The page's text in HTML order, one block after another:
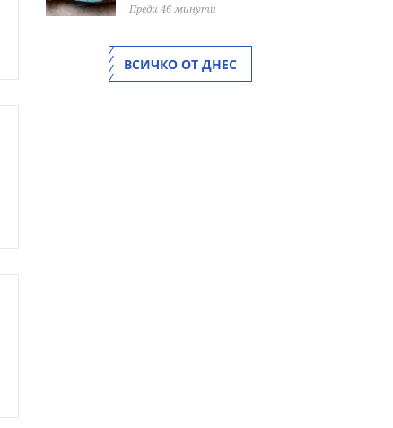
Преди 46 минути
ВСИЧКО ОТ ДНЕС